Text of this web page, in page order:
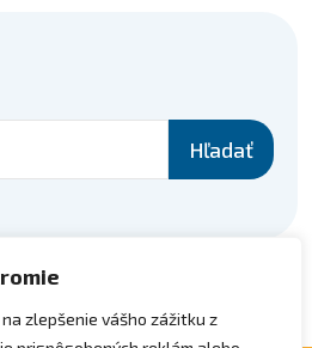
zlepšenie vášho zážitku z
Hľadať